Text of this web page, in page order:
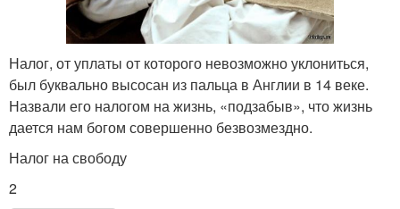
Налоги за границей Налог на окна
Безумные налоги
Налог, от уплаты от которого невозможно уклониться,
был буквально высосан из пальца в Англии в 14 веке.
Назвали его налогом на жизнь, «подзабыв», что жизнь
дается нам богом совершенно безвозмездно.
Налог на свободу
2